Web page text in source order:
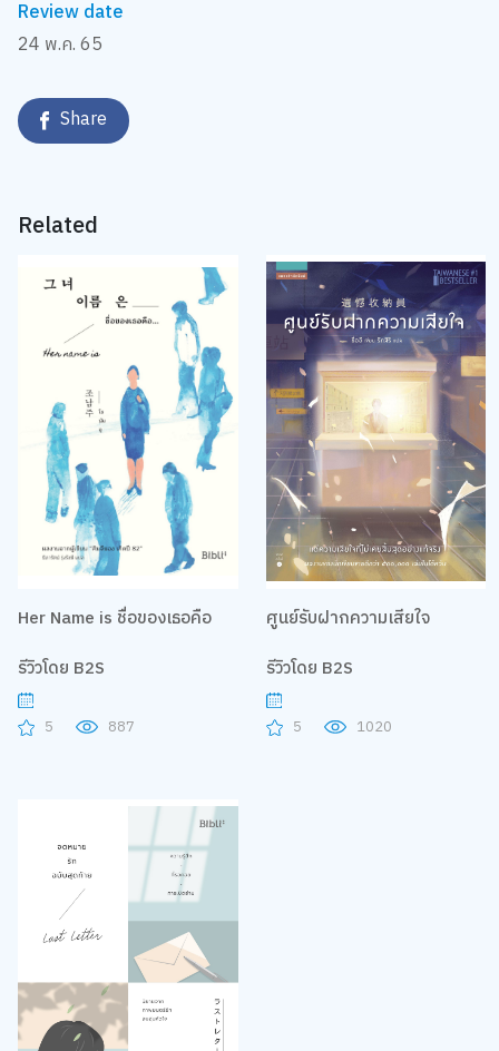
Review date
24 พ.ค. 65
Share
Related
Her Name is ชื่อของเธอคือ
รีวิวโดย B2S
5 887
ศูนย์รับฝากความเสียใจ
รีวิวโดย B2S
5 1020